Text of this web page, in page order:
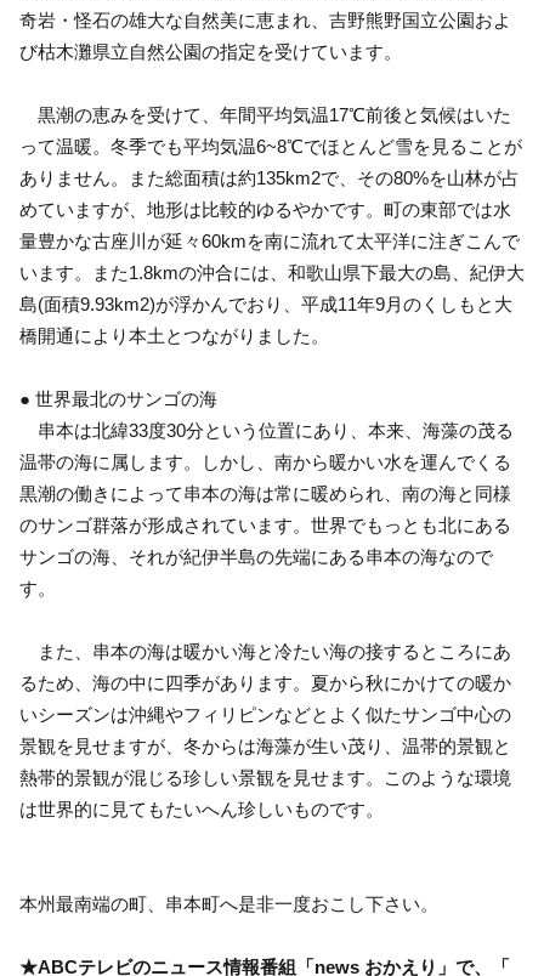
奇岩・怪石の雄大な自然美に恵まれ、吉野熊野国立公園およ
び枯木灘県立自然公園の指定を受けています。
黒潮の恵みを受けて、年間平均気温17℃前後と気候はいた
って温暖。冬季でも平均気温6~8℃でほとんど雪を見ることが
ありません。また総面積は約135km2で、その80%を山林が占
めていますが、地形は比較的ゆるやかです。町の東部では水
量豊かな古座川が延々60kmを南に流れて太平洋に注ぎこんで
います。また1.8kmの沖合には、和歌山県下最大の島、紀伊大
島(面積9.93km2)が浮かんでおり、平成11年9月のくしもと大
橋開通により本土とつながりました。
● 世界最北のサンゴの海
串本は北緯33度30分という位置にあり、本来、海藻の茂る
温帯の海に属します。しかし、南から暖かい水を運んでくる
黒潮の働きによって串本の海は常に暖められ、南の海と同様
のサンゴ群落が形成されています。世界でもっとも北にある
サンゴの海、それが紀伊半島の先端にある串本の海なので
す。
また、串本の海は暖かい海と冷たい海の接するところにあ
るため、海の中に四季があります。夏から秋にかけての暖か
いシーズンは沖縄やフィリピンなどとよく似たサンゴ中心の
景観を見せますが、冬からは海藻が生い茂り、温帯的景観と
熱帯的景観が混じる珍しい景観を見せます。このような環境
は世界的に見てもたいへん珍しいものです。
本州最南端の町、串本町へ是非一度おこし下さい。
★ABCテレビのニュース情報番組「news おかえり」で、「